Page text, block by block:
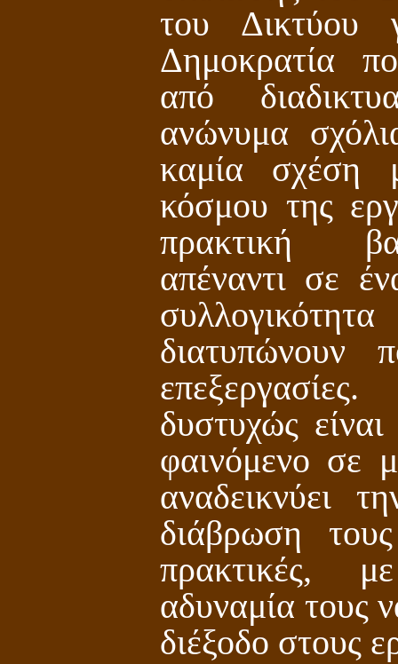
του Δικτύου
Δημοκρατία
από
ανώνυμα
καμία σχέση
κόσμου της
πρακτική
απέναντι σε
διατυπώνουν
δυστυχώς
φαινόμενο σε
αναδεικνύει
διάβρωση
πρακτικές,
αδυναμία τους
διέξοδο στους